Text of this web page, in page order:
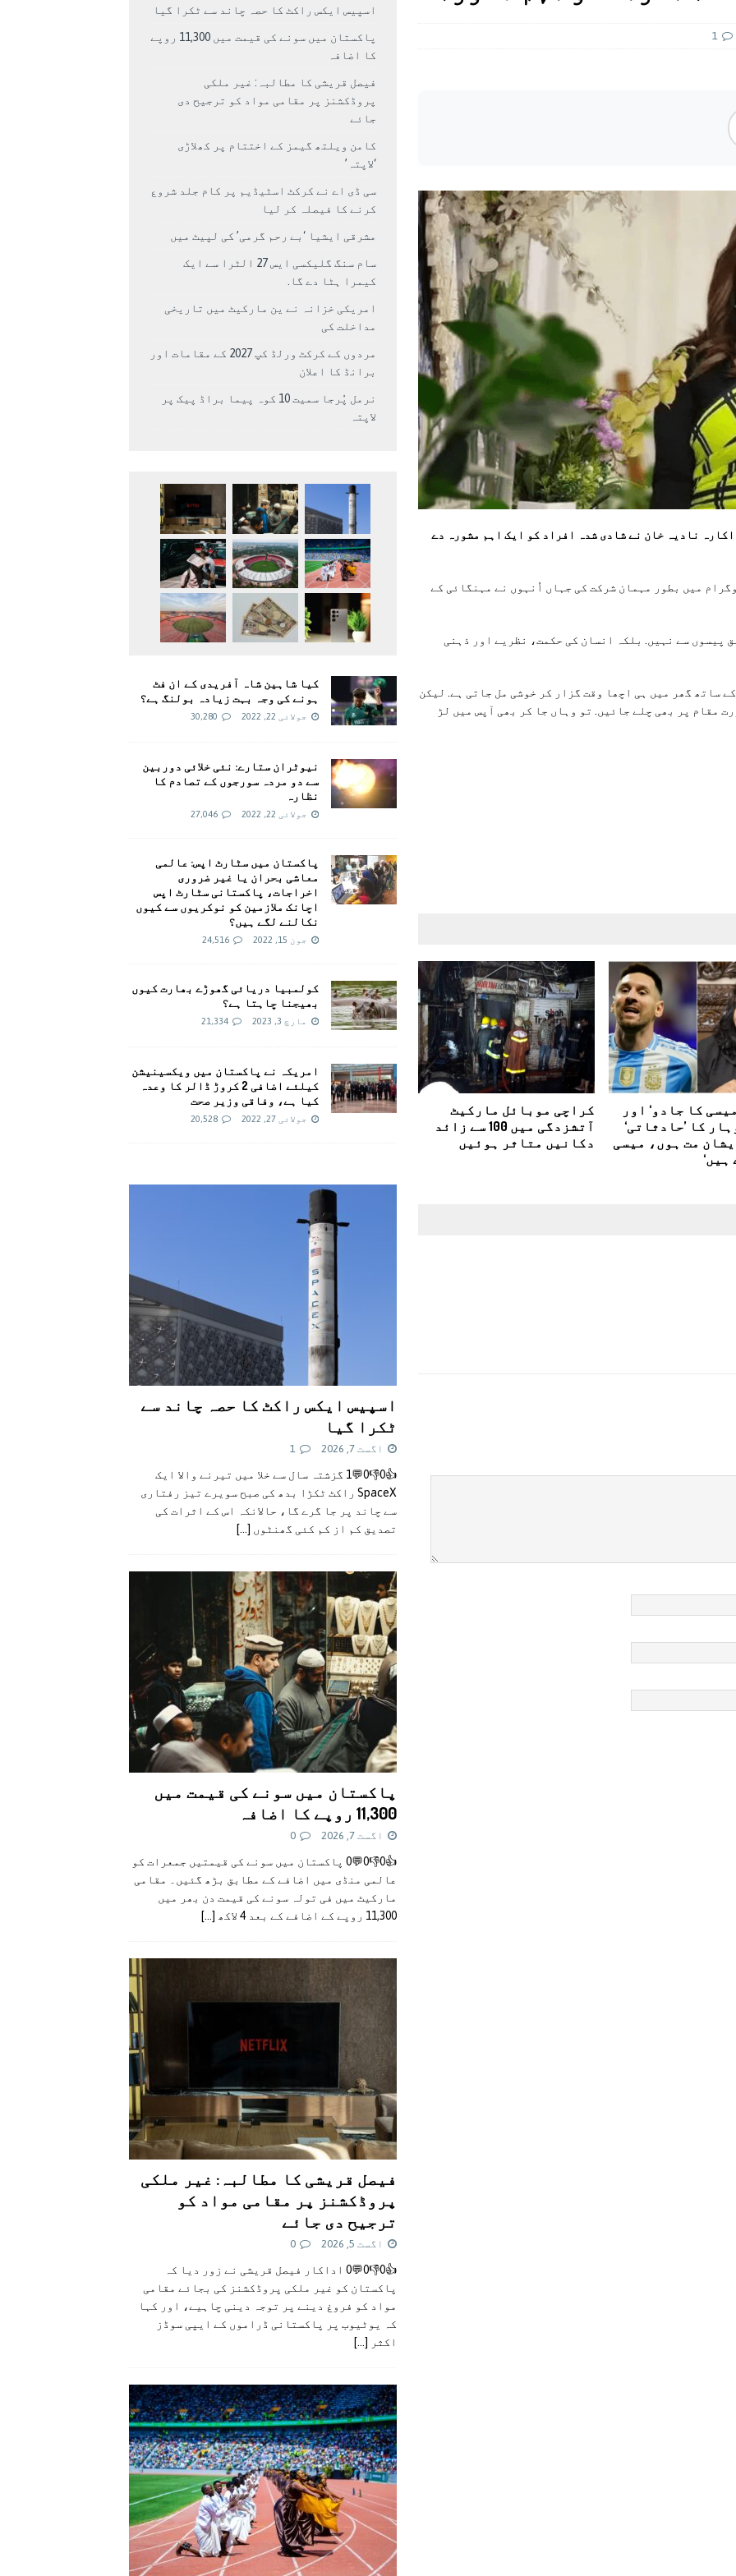
پر کام جلد شروع کرنے کا فیصلہ کر لیا پاکستان
حصہ چاند سے ٹکرا گیا
1
نادیہ خان نے شادی شدہ افراد کو ایک اہم مشورہ دے
میں بطور مہمان شرکت کی جہاں اُنہوں نے مہنگائی کے
پیسوں سے نہیں. بلکہ انسان کی حکمت، نظریے اور ذہنی
ساتھ گھر میں ہی اچھا وقت گزار کر خوشی مل جاتی ہے. لیکن
مقام پر بھی چلے جائیں. تو وہاں جا کر بھی آپس میں لڑ
کا جادو‘ اور
کا ’حادثاتی‘
مت ہوں، میسی
ہیں‘
کراچی موبائل مارکیٹ
آتشزدگی میں 100 سے زائد
دکانیں متاثر ہوئیں
اسپیس ایکس راکٹ کا حصہ چاند سے ٹکرا گیا
پاکستان میں سونے کی قیمت میں 11,300 روپے
کا اضافہ
فیصل قریشی کا مطالبہ: غیر ملکی
پروڈکشنز پر مقامی مواد کو ترجیح دی
جائے
کامن ویلتھ گیمز کے اختتام پر کھلاڑی
‘لاپتہ’
سی ڈی اے نے کرکٹ اسٹیڈیم پر کام جلد شروع
کرنے کا فیصلہ کر لیا
مشرقی ایشیا ‘بے رحم گرمی’ کی لپیٹ میں
سام سنگ گلیکسی ایس 27 الٹرا سے ایک
کیمرا ہٹا دے گا.
امریکی خزانہ نے ین مارکیٹ میں تاریخی
مداخلت کی
مردوں کے کرکٹ ورلڈ کپ 2027 کے مقامات اور
برانڈ کا اعلان
نرمل پُرجا سمیت 10 کوہ پیما براڈ پیک پر
لاپتہ
کیا شاہین شاہ آفریدی کے ان فٹ
ہونے کی وجہ بہت زیادہ بولنگ ہے؟
جولائی 22, 2022 30,280
نیوٹران ستارے: نئی خلائی دوربین
سے دو مردہ سورجوں کے تصادم کا
نظارہ
جولائی 22, 2022 27,046
پاکستان میں سٹارٹ اپس: عالمی
معاشی بحران یا غیر ضروری
اخراجات، پاکستانی سٹارٹ اپس
اچانک ملازمین کو نوکریوں سے کیوں
نکالنے لگے ہیں؟
جون 15, 2022 24,516
کولمبیا دریائی گھوڑے بھارت کیوں
بھیجنا چاہتا ہے؟
مارچ 3, 2023 21,334
امريکہ نے پاکستان میں ویکسینیشن
کیلئے اضافی 2 کروڑ ڈالر کا وعدہ
کیا ہے، وفاقی وزیر صحت
جولائی 27, 2022 20,528
اسپیس ایکس راکٹ کا حصہ چاند سے
ٹکرا گیا
اگست 7, 2026 1
👍0👎0💬1 گزشتہ سال سے خلا میں تیرنے والا ایک
SpaceX راکٹ ٹکڑا بدھ کی صبح سویرے تیز رفتاری
سے چاند پر جا گرے گا، حالانکہ اس کے اثرات کی
تصدیق کم از کم کئی گھنٹوں [...]
پاکستان میں سونے کی قیمت میں
11,300 روپے کا اضافہ
اگست 7, 2026 0
👍0👎0💬0 پاکستان میں سونے کی قیمتیں جمعرات کو
عالمی منڈی میں اضافے کے مطابق بڑھ گئیں۔ مقامی
مارکیٹ میں فی تولہ سونے کی قیمت دن بھر میں
11,300 روپے کے اضافے کے بعد 4 لاکھ
[...]
فیصل قریشی کا مطالبہ: غیر ملکی
پروڈکشنز پر مقامی مواد کو
ترجیح دی جائے
اگست 5, 2026 0
👍0👎0💬0 اداکار فیصل قریشی نے زور دیا کہ
پاکستان کو غیر ملکی پروڈکشنز کی بجائے مقامی
مواد کو فروغ دینے پر توجہ دینی چاہیے، اور کہا
کہ یوٹیوب پر پاکستانی ڈراموں کے ایپی سوڈز
اکثر
[...]